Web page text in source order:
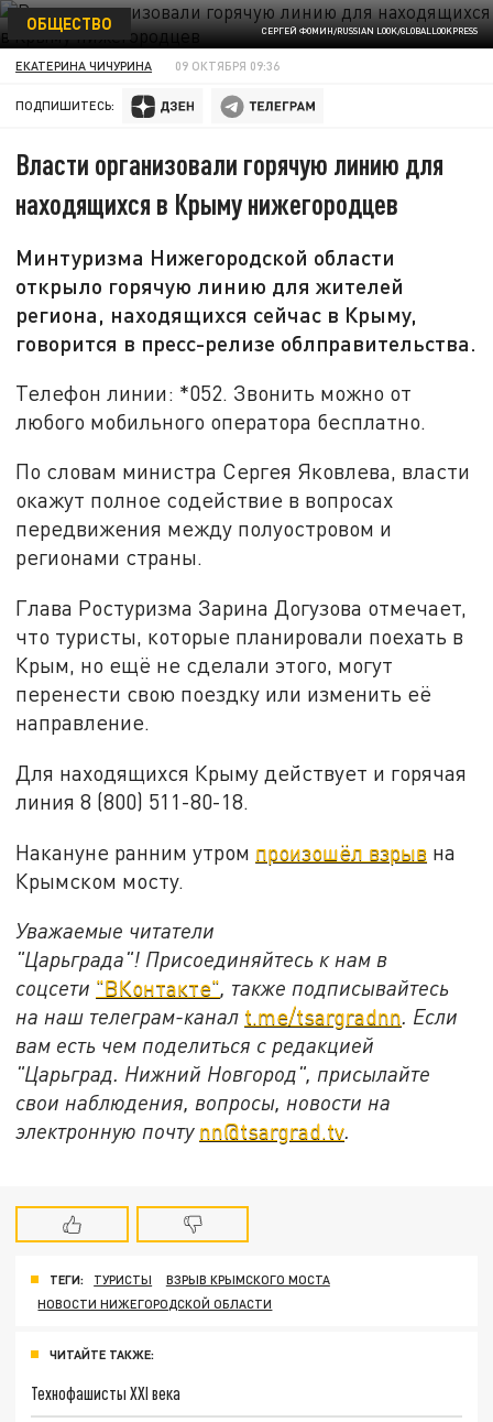
СЕРГЕЙ ФОМИН/RUSSIAN LOOK/GLOBALLOOKPRESS
ОБЩЕСТВО
ЕКАТЕРИНА ЧИЧУРИНА 09 ОКТЯБРЯ 09:36
ПОДПИШИТЕСЬ:
Власти организовали горячую линию для
находящихся в Крыму нижегородцев
Минтуризма Нижегородской области
открыло горячую линию для жителей
региона, находящихся сейчас в Крыму,
говорится в пресс-релизе облправительства.
Телефон линии: *052. Звонить можно от
любого мобильного оператора бесплатно.
По словам министра Сергея Яковлева, власти
окажут полное содействие в вопросах
передвижения между полуостровом и
регионами страны.
Глава Ростуризма Зарина Догузова отмечает,
что туристы, которые планировали поехать в
Крым, но ещё не сделали этого, могут
перенести свою поездку или изменить её
направление.
Для находящихся Крыму действует и горячая
линия 8 (800) 511-80-18.
Накануне ранним утром произошёл взрыв на
Крымском мосту.
Уважаемые читатели
"Царьграда"! Присоединяйтесь к нам в
соцсети "ВКонтакте", также подписывайтесь
на наш телеграм-канал t.me/tsargradnn. Если
вам есть чем поделиться с редакцией
"Царьград. Нижний Новгород", присылайте
свои наблюдения, вопросы, новости на
электронную почту nn@tsargrad.tv.
ТЕГИ: ТУРИСТЫ
ВЗРЫВ КРЫМСКОГО МОСТА
НОВОСТИ НИЖЕГОРОДСКОЙ ОБЛАСТИ
ЧИТАЙТЕ ТАКЖЕ:
Технофашисты XXI века